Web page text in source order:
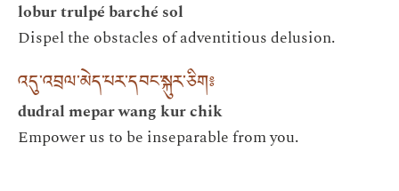
lobur trulpé barché sol
Dispel the obstacles of adventitious delusion.
འདུ་འབྲལ་མེད་པར་དབང་སྐུར་ཅིག༔
dudral mepar wang kur chik
Empower us to be inseparable from you.